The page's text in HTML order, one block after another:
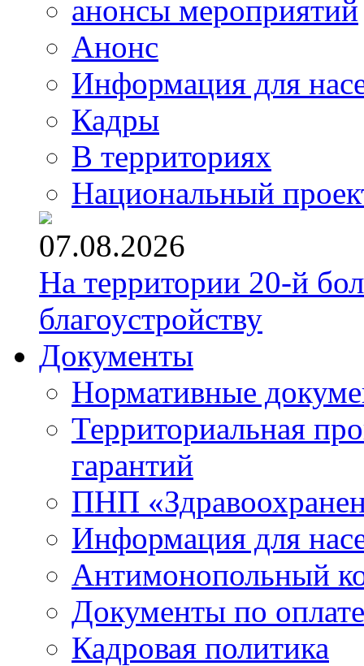
анонсы мероприятий
Анонс
Информация для
Кадры
В территориях
Национальный
07.08.2026
На территории 20-й
благоустройству
Документы
Нормативные
Территориальная
гарантий
ПНП
Информация для
Антимонопольный
Документы по
Кадровая политика